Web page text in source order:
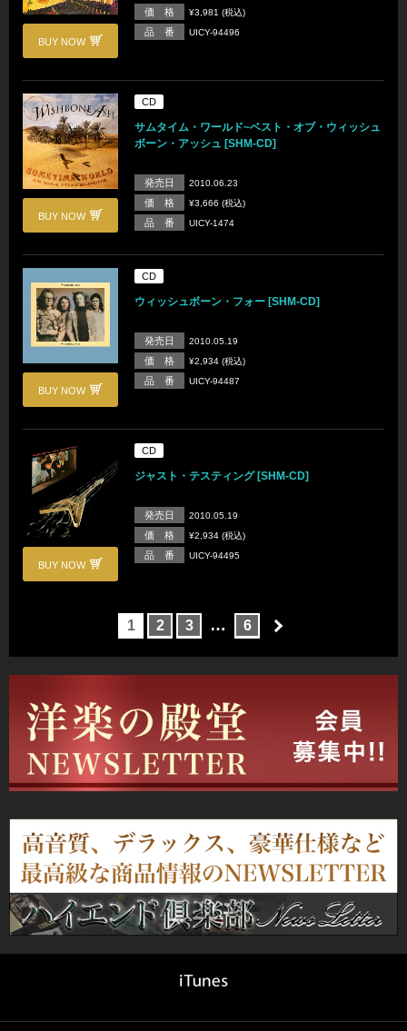
BUY NOW
価 格 ¥3,981 (税込)
品 番 UICY-94496
BUY NOW
CD
サムタイム・ワールド~ベスト・オブ・ウィッシュ
ボーン・アッシュ [SHM-CD]
発売日 2010.06.23
価 格 ¥3,666 (税込)
品 番 UICY-1474
BUY NOW
CD
ウィッシュボーン・フォー [SHM-CD]
発売日 2010.05.19
価 格 ¥2,934 (税込)
品 番 UICY-94487
BUY NOW
CD
ジャスト・テスティング [SHM-CD]
発売日 2010.05.19
価 格 ¥2,934 (税込)
品 番 UICY-94495
1 2 3 … 6